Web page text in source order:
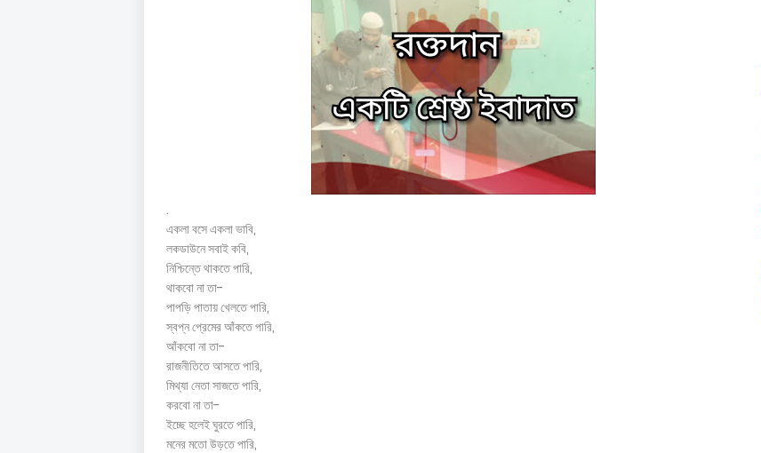
.
একলা বসে একলা ভাবি,
লকডাউনে সবাই কবি,
নিশ্চিন্তে থাকতে পারি,
থাকবো না তা-
পাপড়ি পাতায় খেলতে পারি,
স্বপ্ন প্রেমের আঁকতে পারি,
আঁকবো না তা-
রাজনীতিতে আসতে পারি,
মিথ্যা নেতা সাজতে পারি,
করবো না তা-
ইচ্ছে হলেই ঘুরতে পারি,
মনের মতো উড়তে পারি,